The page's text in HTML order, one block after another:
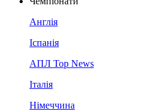
Англія
Іспанія
АПЛ Top News
Італія
Німеччина